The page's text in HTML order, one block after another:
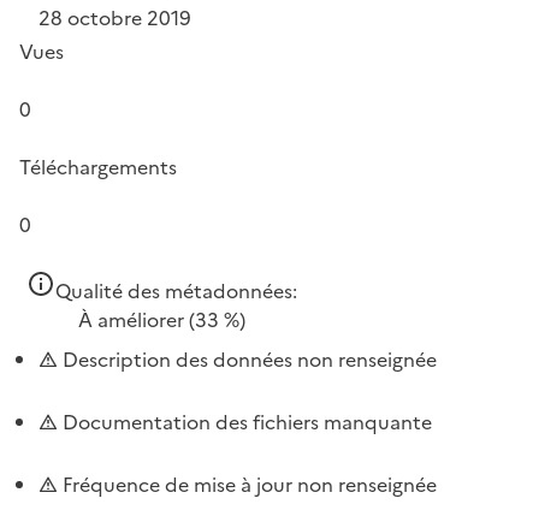
28 octobre 2019
Vues
0
Téléchargements
0
Qualité des métadonnées:
À améliorer(33 %)
Description des données non renseignée
Documentation des fichiers manquante
Fréquence de mise à jour non renseignée